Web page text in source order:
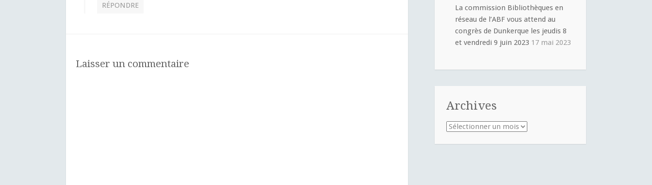
RÉPONDRE
Laisser un commentaire
La commission Bibliothèques en
réseau de l’ABF vous attend au
congrès de Dunkerque les jeudis 8
et vendredi 9 juin 2023 17 mai 2023
Archives
Archives